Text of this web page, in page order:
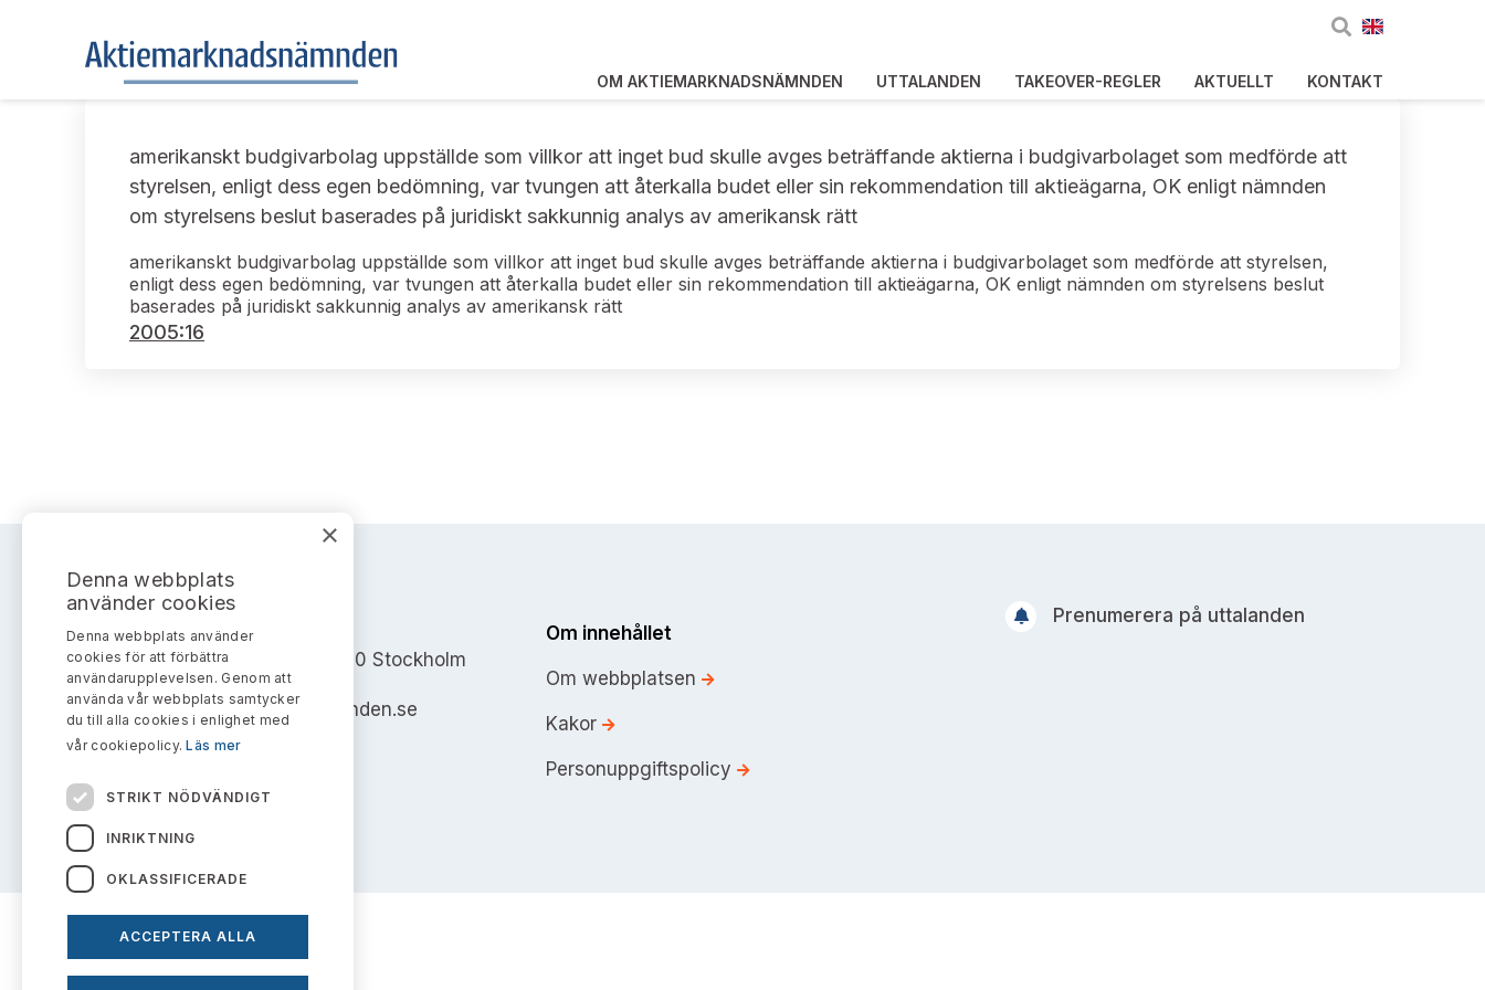
OM AKTIEMARKNADSNÄMNDEN UTTALANDEN TAKEOVER-REGLER AKTUELLT KONTAKT
amerikanskt budgivarbolag uppställde som villkor att inget bud skulle avges beträffande aktierna i budgivarbolaget som medförde att
styrelsen, enligt dess egen bedömning, var tvungen att återkalla budet eller sin rekommendation till aktieägarna, OK enligt nämnden
om styrelsens beslut baserades på juridiskt sakkunnig analys av amerikansk rätt
amerikanskt budgivarbolag uppställde som villkor att inget bud skulle avges beträffande aktierna i budgivarbolaget som medförde att styrelsen,
enligt dess egen bedömning, var tvungen att återkalla budet eller sin rekommendation till aktieägarna, OK enligt nämnden om styrelsens beslut
baserades på juridiskt sakkunnig analys av amerikansk rätt
2005:16
AKTIEMARKNADSNÄMNDEN
Address: Box 7354, 103 90 Stockholm
info@aktiemarknadsnamnden.se
Om innehållet
Om webbplatsen
Kakor
Personuppgiftspolicy
Prenumerera på uttalanden
×
Denna webbplats
använder cookies
Denna webbplats använder
cookies för att förbättra
användarupplevelsen. Genom att
använda vår webbplats samtycker
du till alla cookies i enlighet med
vår cookiepolicy.Läs mer
STRIKT NÖDVÄNDIGT
INRIKTNING
OKLASSIFICERADE
ACCEPTERA ALLA